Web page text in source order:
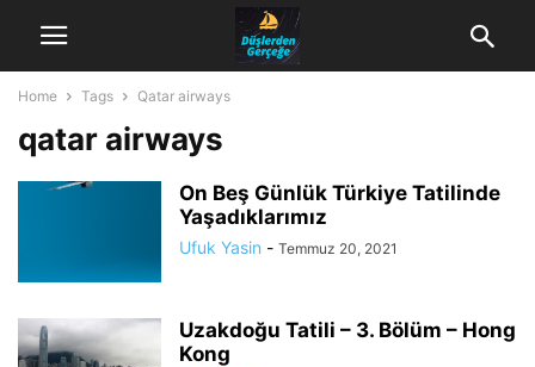
Home Tags Qatar airways
qatar airways
On Beş Günlük Türkiye Tatilinde
Yaşadıklarımız
Ufuk Yasin - Temmuz 20, 2021
Uzakdoğu Tatili – 3. Bölüm – Hong
Kong